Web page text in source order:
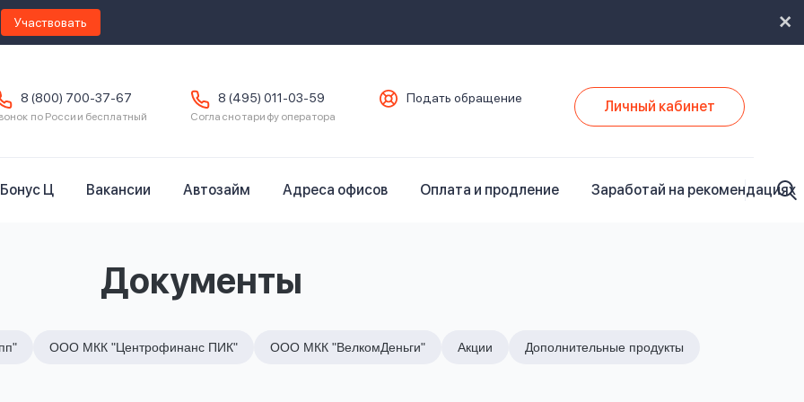
Участвовать
8 (800) 700-37-67
по России бесплатный
8 (495) 011-03-59
Согласно тарифу оператора
Подать обращение Личный кабинет
Бонус Ц Вакансии Автозайм Адреса офисов Оплата и продление Заработай на рекомендациях
Документы
ООО МКК "Центрофинанс ПИК" ООО МКК "ВелкомДеньги" Акции Дополнительные продукты